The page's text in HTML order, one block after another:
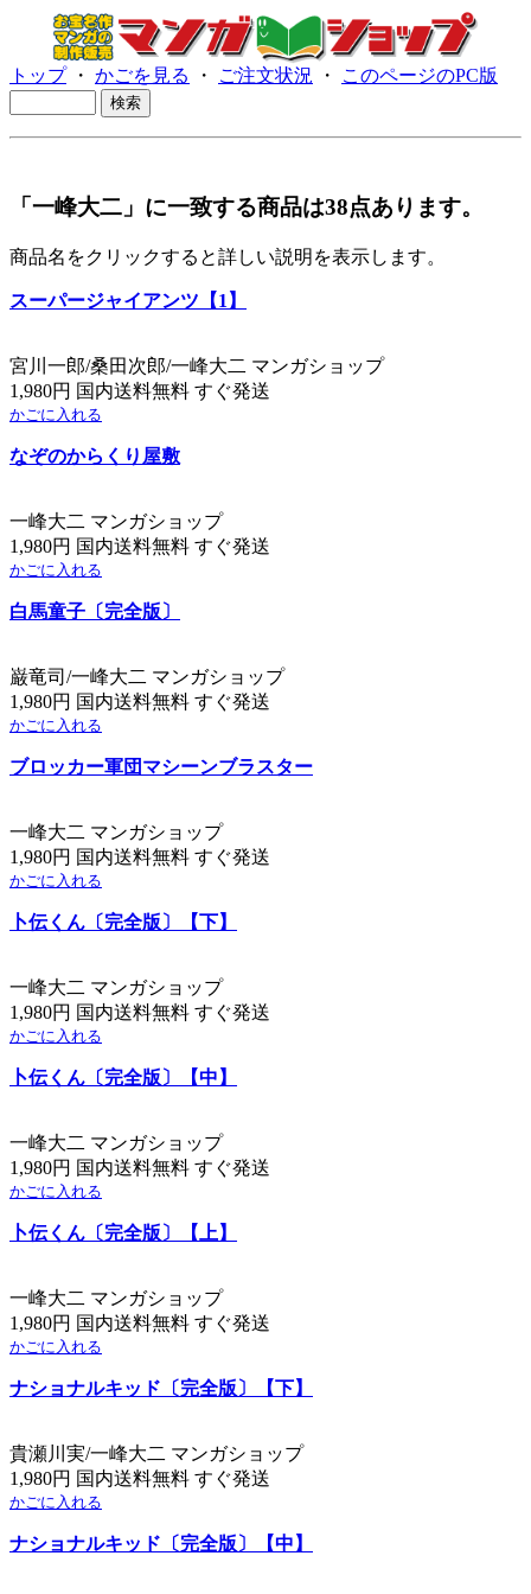
トップ・ かごを見る ・ ご注文状況 ・ このページのPC版
「一峰大二」に一致する商品は38点あります。
商品名をクリックすると詳しい説明を表示します。
スーパージャイアンツ【1】
宮川一郎/桑田次郎/一峰大二 マンガショップ
1,980円 国内送料無料 すぐ発送
かごに入れる
なぞのからくり屋敷
一峰大二 マンガショップ
1,980円 国内送料無料 すぐ発送
かごに入れる
白馬童子〔完全版〕
巌竜司/一峰大二 マンガショップ
1,980円 国内送料無料 すぐ発送
かごに入れる
ブロッカー軍団マシーンブラスター
一峰大二 マンガショップ
1,980円 国内送料無料 すぐ発送
かごに入れる
卜伝くん〔完全版〕【下】
一峰大二 マンガショップ
1,980円 国内送料無料 すぐ発送
かごに入れる
卜伝くん〔完全版〕【中】
一峰大二 マンガショップ
1,980円 国内送料無料 すぐ発送
かごに入れる
卜伝くん〔完全版〕【上】
一峰大二 マンガショップ
1,980円 国内送料無料 すぐ発送
かごに入れる
ナショナルキッド〔完全版〕【下】
貴瀬川実/一峰大二 マンガショップ
1,980円 国内送料無料 すぐ発送
かごに入れる
ナショナルキッド〔完全版〕【中】